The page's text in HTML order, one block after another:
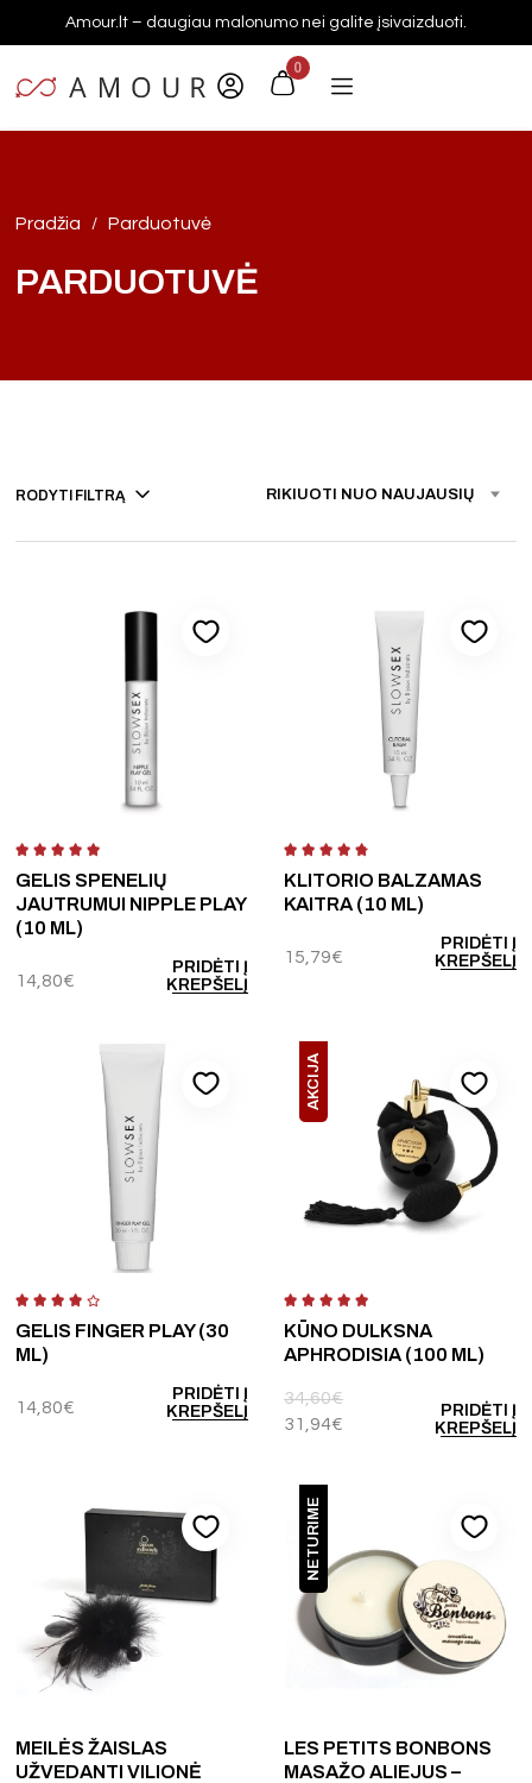
Amour.lt – daugiau malonumo nei galite įsivaizduoti.
0
Pradžia / Parduotuvė
PARDUOTUVĖ
RODYTI FILTRĄ RIKIUOTI NUO NAUJAUSIŲ
GELIS SPENELIŲ
JAUTRUMUI NIPPLE PLAY
(10 ML)
14,80€
PRIDĖTI Į
KREPŠELĮ
KLITORIO BALZAMAS
KAITRA (10 ML)
15,79€
PRIDĖTI Į
KREPŠELĮ
GELIS FINGER PLAY (30
ML)
14,80€
PRIDĖTI Į
KREPŠELĮ
AKCIJA
KŪNO DULKSNA
APHRODISIA (100 ML)
34,60€
31,94€
PRIDĖTI Į
KREPŠELĮ
MEILĖS ŽAISLAS
UŽVEDANTI VILIONĖ
NETURIME
LES PETITS BONBONS
MASAŽO ALIEJUS –